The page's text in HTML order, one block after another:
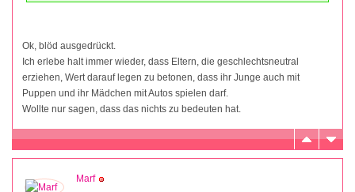
Ok, blöd ausgedrückt.
Ich erlebe halt immer wieder, dass Eltern, die geschlechtsneutral
erziehen, Wert darauf legen zu betonen, dass ihr Junge auch mit
Puppen und ihr Mädchen mit Autos spielen darf.
Wollte nur sagen, dass das nichts zu bedeuten hat.
Marf